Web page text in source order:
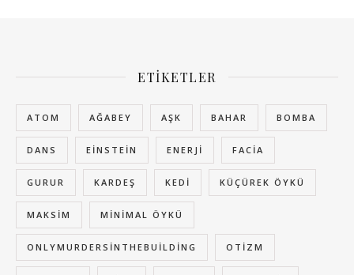
ETIKETLER
ATOM AĞABEY AŞK BAHAR BOMBA
DANS EINSTEIN ENERJI FACIA
GURUR KARDEŞ KEDI KÜÇÜREK ÖYKÜ
MAKSIM MINIMAL ÖYKÜ
ONLYMURDERSINTHEBUILDING OTIZM